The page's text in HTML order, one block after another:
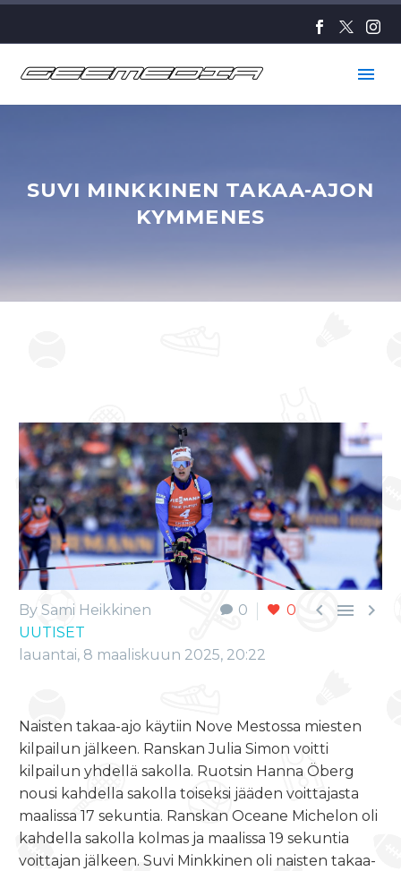
SUVI MINKKINEN TAKAA-AJON
KYMMENES
0 0   
By Sami Heikkinen
UUTISET
lauantai, 8 maaliskuun 2025, 20:22
Naisten takaa-ajo käytiin Nove Mestossa miesten
kilpailun jälkeen. Ranskan Julia Simon voitti
kilpailun yhdellä sakolla. Ruotsin Hanna Öberg
nousi kahdella sakolla toiseksi jääden voittajasta
maalissa 17 sekuntia. Ranskan Oceane Michelon oli
kahdella sakolla kolmas ja maalissa 19 sekuntia
voittajan jälkeen. Suvi Minkkinen oli naisten takaa-